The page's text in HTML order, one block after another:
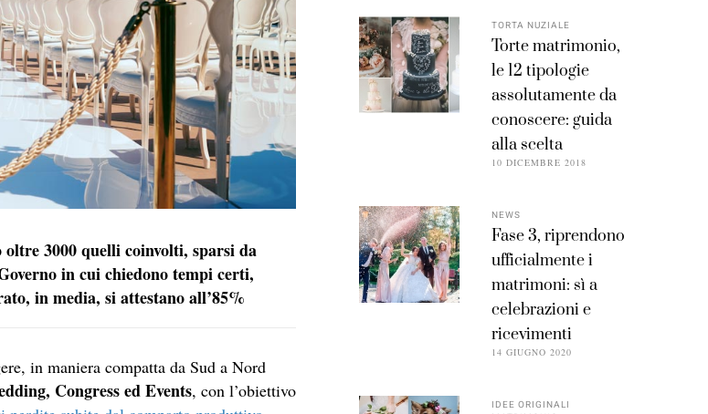
3000 quelli coinvolti, sparsi da
in cui chiedono tempi certi,
in media, si attestano all’85%
in maniera compatta da Sud a Nord
Congress ed Events, con l’obiettivo
TORTA NUZIALE
Torte matrimonio,
le 12 tipologie
assolutamente da
conoscere: guida
alla scelta
10 DICEMBRE 2018
NEWS
Fase 3, riprendono
ufficialmente i
matrimoni: sì a
celebrazioni e
ricevimenti
14 GIUGNO 2020
IDEE ORIGINALI